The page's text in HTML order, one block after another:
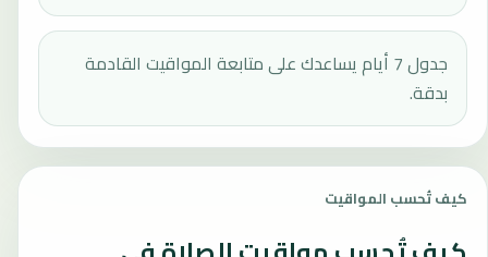
جدول 7 أيام يساعدك على متابعة المواقيت القادمة
بدقة.
كيف تُحسب المواقيت